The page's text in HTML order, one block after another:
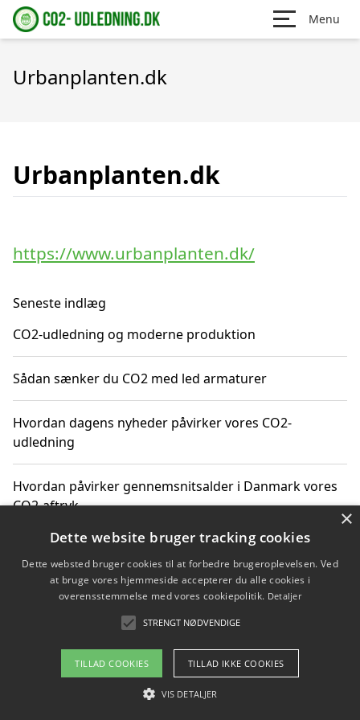
Menu
Urbanplanten.dk
Urbanplanten.dk
https://www.urbanplanten.dk/
Seneste indlæg
CO2-udledning og moderne produktion
Sådan sænker du CO2 med led armaturer
Hvordan dagens nyheder påvirker vores CO2-
udledning
Hvordan påvirker gennemsnitsalder i Danmark vores
CO2-aftryk
Hvordan nyheder om CO2-udledning påvirker vores
hverdag
Om / kontakt
Blog Betingelser
×
Dette website bruger tracking cookies
Dette websted bruger cookies til at forbedre brugeroplevelsen. Ved
at bruge vores hjemmeside accepterer du alle cookies i
overensstemmelse med vores cookiepolitik. Detaljer
STRENGT NØDVENDIGE
TILLAD COOKIES TILLAD IKKE COOKIES
VIS DETALJER